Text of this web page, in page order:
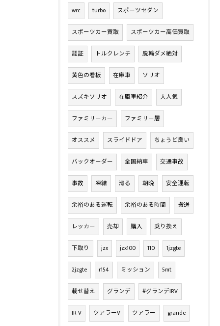
wrc turbo スポーツセダン
スポーツカー買取 スポーツカー高価買取
認証 トルクレンチ 脱輪ダメ絶対
黄色の看板 在庫車 ソリオ
スズキソリオ 在庫車紹介 大人気
ファミリーカー ファミリー層
オススメ スライドドア ちょうど良い
バックオーダー 全国納車 交通事故
事故 凍結 滑る 朝晩 安全運転
余裕のある運転 余裕のある時間 搬送
レッカー 売却 購入 乗り換え
下取り jzx jzx100 110 1jzgte
2jzgte r154 ミッション 5mt
載せ替え グランデ #グランデIRV
IR-V ツアラーV ツアラー grande